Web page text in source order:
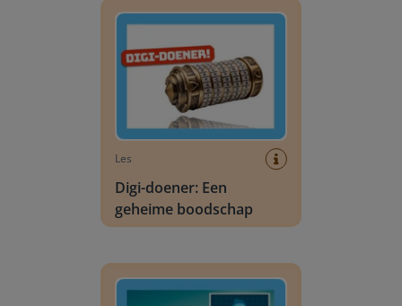
Les
Digi-doener: Een
geheime boodschap